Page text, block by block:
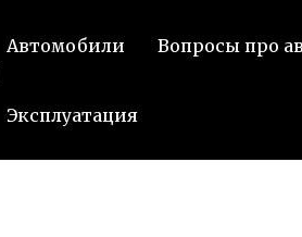
Автомобили Вопросы про
Эксплуатация